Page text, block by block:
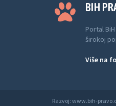
BIH
Portal
širokoj
Više na
Razvoj: www.bih-